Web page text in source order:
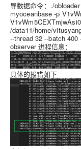
导数据命令：./
myoceanbase -p
/data11/home/
--thread 32 --batch
observer 进程信息：
具体的报错如下